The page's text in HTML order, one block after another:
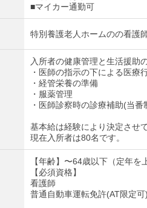
■マイカー通勤可
特別養護老人ホームのの看護
入所者の健康管理と生活援助
・医師の指示の下による医療
・経管栄養の準備
・服薬管理
・医師診察時の診療補助(当番
基本給は経験により決定させ
現在入所者は80名です。
【年齢】〜64歳以下（定年を
【必須資格】
看護師
普通自動車運転免許(AT限定可)